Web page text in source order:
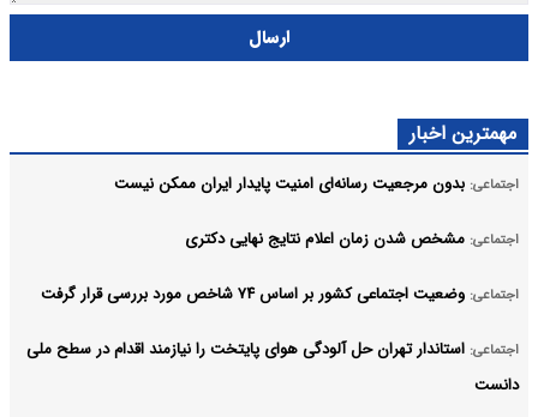
ارسال
مهمترین اخبار
اجتماعی: بدون مرجعیت رسانه‌ای امنیت پایدار ایران ممکن نیست
اجتماعی: مشخص شدن زمان اعلام نتایج نهایی دکتری
اجتماعی: وضعیت اجتماعی کشور بر اساس ۷۴ شاخص مورد بررسی قرار گرفت
اجتماعی: استاندار تهران حل آلودگی هوای پایتخت را نیازمند اقدام در سطح ملی
دانست